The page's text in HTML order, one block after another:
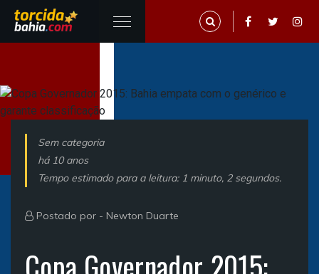
Sem categoria
há 10 anos
Tempo estimado para a leitura: 1 minuto, 2 segundos.
Postado por - Newton Duarte